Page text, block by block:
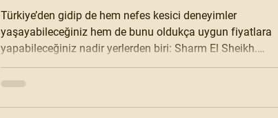
Türkiye’den gidip de hem nefes kesici deneyimler
yaşayabileceğiniz hem de bunu oldukça uygun fiyatlara
yapabileceğiniz nadir yerlerden biri: Sharm El Sheikh.
Ulaşım kolaylığı, vizesiz giriş imkânı ve sınırsız tur
seçenekleriyle Mısır’ın en popüler tatil destinasyonlarından